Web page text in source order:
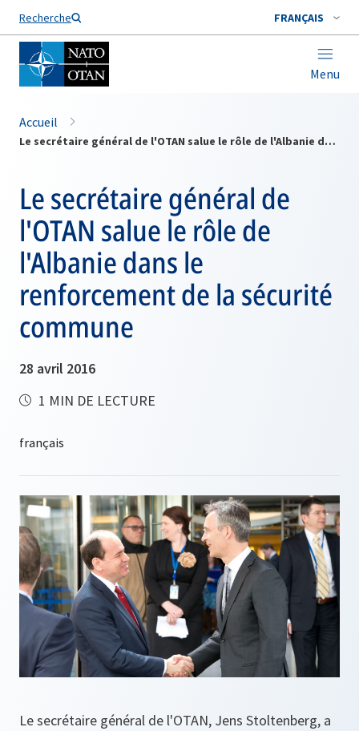
Recherche FRANÇAIS
Menu
Nom de famille*
Accueil
Le secrétaire général de l'OTAN salue le rôle de l'Albanie dans le renforcement de la sécurité commune
Le secrétaire général de
l'OTAN salue le rôle de
l'Albanie dans le
renforcement de la sécurité
commune
28 avril 2016
1 MIN DE LECTURE
Le secrétaire général de l'OTAN, Jens Stoltenberg, a